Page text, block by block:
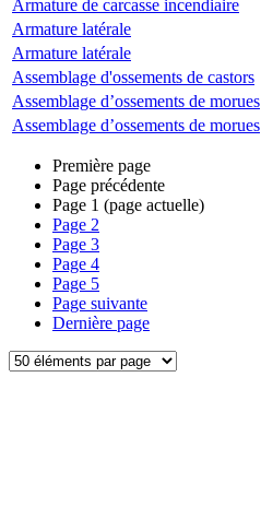
Armature de carcasse incendiaire
Armature latérale
Armature latérale
Assemblage d'ossements de castors
Assemblage d’ossements de morues
Assemblage d’ossements de morues
Première page
Page précédente
Page 1 (page actuelle)
Page 2
Page 3
Page 4
Page 5
Page suivante
Dernière page